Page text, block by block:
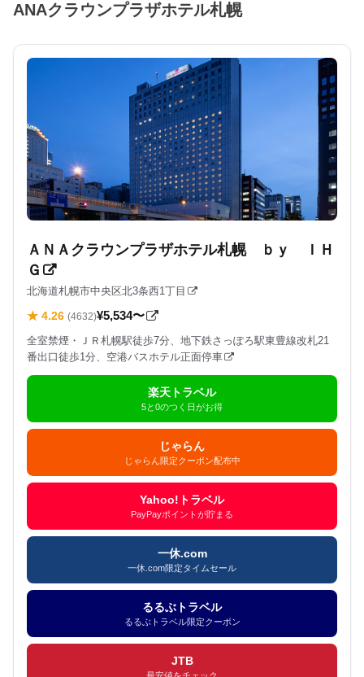
ANAクラウンプラザホテル札幌
ＡＮＡクラウンプラザホテル札幌 ｂｙ ＩＨ
Ｇ
北海道札幌市中央区北3条西1丁目
★ 4.26(4632)¥5,534〜
全室禁煙・ＪＲ札幌駅徒歩7分、地下鉄さっぽろ駅東豊線改札21
番出口徒歩1分、空港バスホテル正面停車
楽天トラベル
5と0のつく日がお得
じゃらん
じゃらん限定クーポン配布中
Yahoo!トラベル
PayPayポイントが貯まる
一休.com
一休.com限定タイムセール
るるぶトラベル
るるぶトラベル限定クーポン
JTB